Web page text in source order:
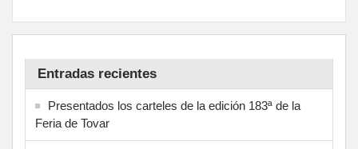
Entradas recientes
Presentados los carteles de la edición 183ª de la
Feria de Tovar